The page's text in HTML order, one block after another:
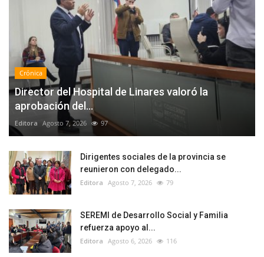
Crónica
Director del Hospital de Linares valoró la
aprobación del...
Editora Agosto 7, 2026 97
Dirigentes sociales de la provincia se
reunieron con delegado...
Editora Agosto 7, 2026 79
SEREMI de Desarrollo Social y Familia
refuerza apoyo al...
Editora Agosto 6, 2026 116